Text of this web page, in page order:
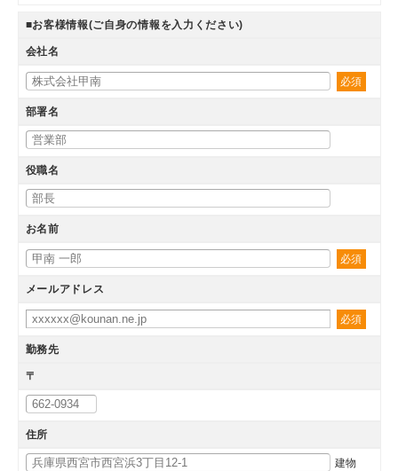
■お客様情報(ご自身の情報を入力ください)
会社名
必須
部署名
役職名
お名前
必須
メールアドレス
必須
勤務先
〒
住所
建物